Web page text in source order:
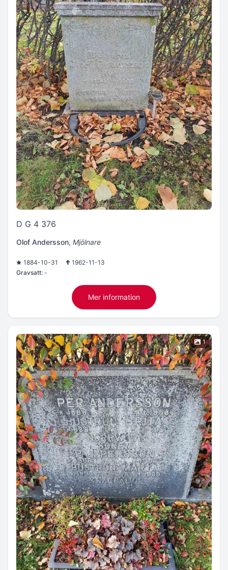
D G 4 376
Olof Andersson, Mjölnare
1884-10-31
1962-11-13
Gravsatt: -
Mer information
1